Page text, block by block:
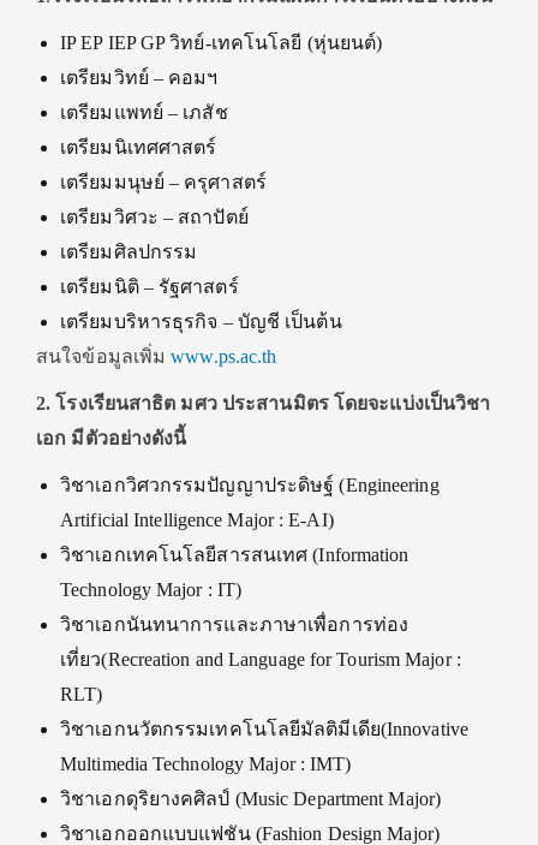
IP EP IEP GP วิทย์-เทคโนโลยี (หุ่นยนต์)
เตรียมวิทย์ – คอมฯ
เตรียมแพทย์ – เภสัช
เตรียมนิเทศศาสตร์
เตรียมมนุษย์ – ครุศาสตร์
เตรียมวิศวะ – สถาปัตย์
เตรียมศิลปกรรม
เตรียมนิติ – รัฐศาสตร์
เตรียมบริหารธุรกิจ – บัญชี เป็นต้น
สนใจข้อมูลเพิ่มwww.ps.ac.th
2. โรงเรียนสาธิต มศว ประสานมิตร โดยจะแบ่งเป็นวิชา
เอก มีตัวอย่างดังนี้
วิชาเอกวิศวกรรมปัญญาประดิษฐ์ (Engineering
Artificial Intelligence Major : E-AI)
วิชาเอกเทคโนโลยีสารสนเทศ (Information
Technology Major : IT)
วิชาเอกนันทนาการและภาษาเพื่อการท่อง
เที่ยว(Recreation and Language for Tourism Major :
RLT)
วิชาเอกนวัตกรรมเทคโนโลยีมัลติมีเดีย(Innovative
Multimedia Technology Major : IMT)
วิชาเอกดุริยางคศิลป์ (Music Department Major)
วิชาเอกออกแบบแฟชัน (Fashion Design Major)